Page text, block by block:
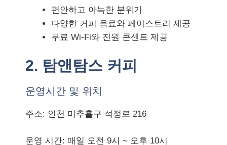
편안하고 아늑한 분위기
다양한 커피 음료와 페이스트리 제공
무료 Wi-Fi와 전원 콘센트 제공
2. 탐앤탐스 커피
운영시간 및 위치
주소: 인천 미추홀구 석정로 216
운영 시간: 매일 오전 9시 ~ 오후 10시